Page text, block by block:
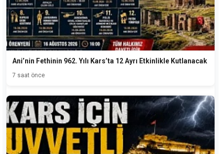
Ani’nin Fethinin 962. Yılı Kars’ta 12 Ayrı Etkinlikle Kutlanacak
7 saat önce